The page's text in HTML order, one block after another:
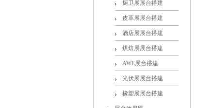
厨卫展展台搭建
皮革展展台搭建
酒店展展台搭建
烘焙展展台搭建
AWE展台搭建
光伏展展台搭建
橡塑展展台搭建